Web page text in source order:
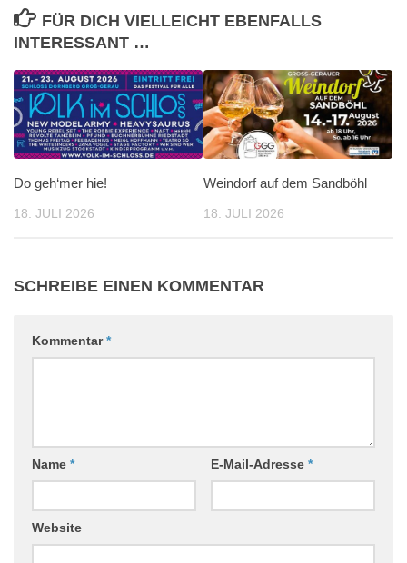
FÜR DICH VIELLEICHT EBENFALLS
INTERESSANT …
Do geh‘mer hie!
18. JULI 2026
Weindorf auf dem Sandböhl
18. JULI 2026
SCHREIBE EINEN KOMMENTAR
Kommentar*
Name * E-Mail-Adresse *
Website